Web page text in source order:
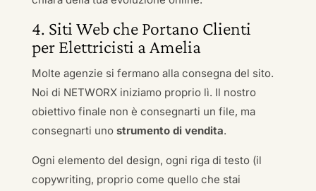
4. Siti Web che Portano Clienti
per Elettricisti a Amelia
Molte agenzie si fermano alla consegna del sito.
Noi di NETWORX iniziamo proprio lì. Il nostro
obiettivo finale non è consegnarti un file, ma
consegnarti uno strumento di vendita.
Ogni elemento del design, ogni riga di testo (il
copywriting, proprio come quello che stai